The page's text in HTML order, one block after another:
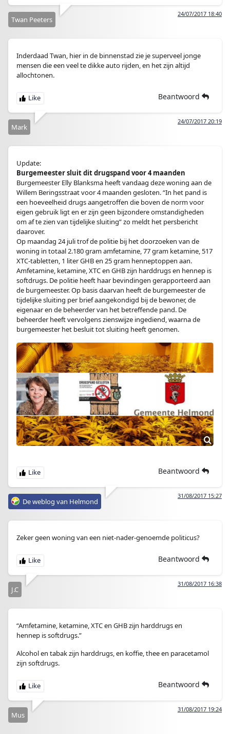
24/07/2017 18:40
Twan Peeters
Inderdaad Twan, hier in de binnenstad zie je superveel jonge
mensen die een veel te dikke auto rijden, en het zijn altijd
allochtonen.
Beantwoord
24/07/2017 20:19
Mark
Update:
Burgemeester sluit dit drugspand voor 4 maanden
Burgemeester Elly Blanksma heeft vandaag deze woning aan de
Willem Beringsstraat voor 4 maanden gesloten. “In het pand is
een hoeveelheid drugs aangetroffen die boven de norm voor
eigen gebruik ligt en er zijn geen bijzondere omstandigheden
om af te zien van tijdelijke sluiting” zo meldt het persbericht
daarover.
Op maandag 24 juli trof de politie bij het doorzoeken van de
woning in totaal 2.180 gram amfetamine, 77 gram ketamine, 517
XTC-tabletten, 1 liter GHB en 25 gram henneptoppen aan.
Amfetamine, ketamine, XTC en GHB zijn harddrugs en hennep is
softdrugs. De politie heeft haar bevindingen gerapporteerd aan
de burgemeester. Op basis daarvan heeft de burgemeester de
tijdelijke sluiting per brief aangekondigd bij de bewoner, de
eigenaar en de beheerder van het betreffende pand. De
beheerder heeft vervolgens zienswijze ingediend, waarna de
burgemeester het besluit tot sluiting heeft genomen.
Beantwoord
31/08/2017 15:27
De weblog van Helmond
Zeker geen woning van een niet-nader-genoemde politicus?
Beantwoord
31/08/2017 16:38
J.C
“Amfetamine, ketamine, XTC en GHB zijn harddrugs en
hennep is softdrugs.”
Alcohol en tabak zijn harddrugs, en koffie, thee en paracetamol
zijn softdrugs.
Beantwoord
31/08/2017 19:24
Mus